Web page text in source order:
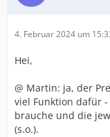
4. Februar 2024 um
Hei,
@ Martin: ja, der
viel Funktion dafür
brauche und die
(s.o.).